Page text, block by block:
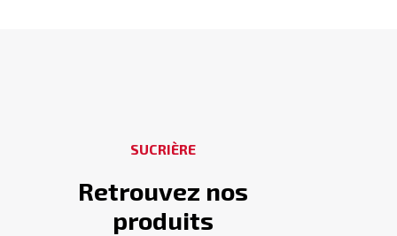
SUCRIÈRE
Retrouvez nos
produits